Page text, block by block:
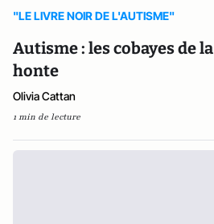
"LE LIVRE NOIR DE L'AUTISME"
Autisme : les cobayes de la
honte
Olivia Cattan
1 min de lecture